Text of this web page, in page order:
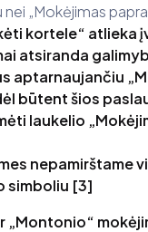
„Mokėjimas
kortele“ atlieka
atsiranda
aptarnaujančiu
būtent šios
laukelio
nepamirštame
simboliu [3]
„Montonio“